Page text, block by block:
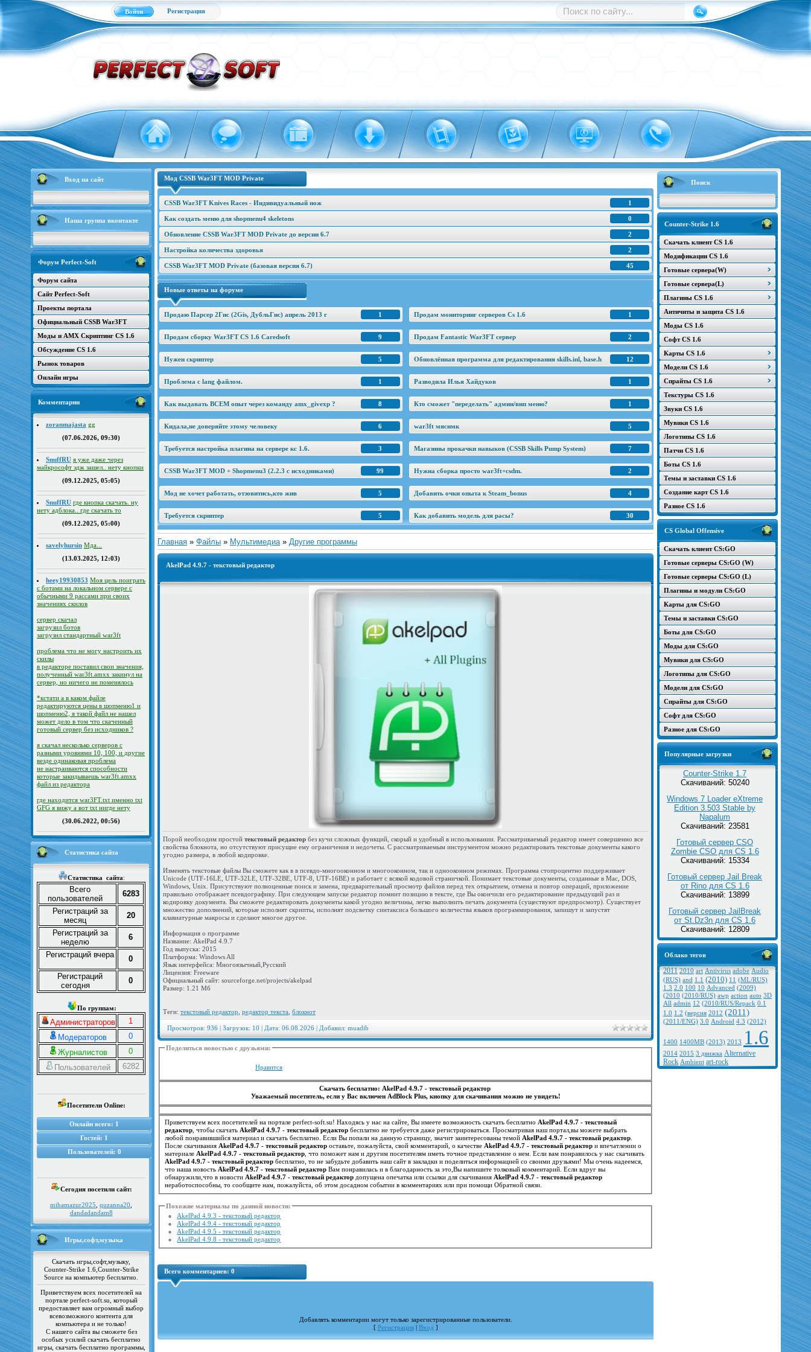
Войти Регистрация
Вход на сайт
Наша группа вконтакте
Форум Perfect-Soft
Форум сайта
Сайт Perfect-Soft
Проекты портала
Официальный CSSB War3FT
Моды и AMX Скриптинг CS 1.6
Обсуждение CS 1.6
Рынок товаров
Онлайн игры
Комментарии
zoranmajasta gg
(07.06.2026, 09:30)
SnuffRU я уже даже через
майкрософт эдж зашел.. нету кнопки
(09.12.2025, 05:05)
SnuffRU где кнопка скачать. ну
нету адблока.. где скачать то
(09.12.2025, 05:00)
savelyhursin Мда...
(13.03.2025, 12:03)
heey19930853 Моя цель поиграть
с ботами на локальном сервере с
обычными 9 рассами при своих
значениях скилов
сервер скачал
загрузил ботов
загрузил стандартный war3ft
проблема что не могу настроить их
скилы
в редакторе поставил свои значения,
полученный war3ft.amxx закинул на
сервер, но ничего не поменялось
*кстати а в каком файле
редактируются цены в шопменю1 и
шопменю2, я такой файл не нашел
может дело в том что скаченный
готовый сервер без исходников ?
я скачал несколько серверов с
разными уровнями 10, 100, и другие
везде одинаковая проблема
не настраиваются способности
которые закидываешь war3ft.amxx
файл из редактора
где находится war3FT.txt именно txt
GFG я вижу а вот txt нигде нету
(30.06.2022, 00:56)
Статистика сайта
Статистика сайта:
Всего
пользователей
6283
Регистраций за
месяц
20
Регистраций за
неделю
6
Регистраций вчера
0
Регистраций
сегодня
0
По группам:
Администраторов
1
Модераторов
0
Журналистов
0
Пользователей
6282
Посетители Online:
Онлайн всего: 1
Гостей: 1
Пользователей: 0
Сегодня посетили сайт:
mihamazur2025 quzanna20
dandadandam8
Игры,софт,музыка
Скачать игры,софт,музыку,
Counter-Strike 1.6,Counter-Strike
Source на компьютер бесплатно.
Приветствуем всех посетителей на
портале perfect-soft.su, который
предоставляет вам огромный выбор
всевозможного контента для
компьютера и не только!
С нашего сайта вы сможете без
особых усилий скачать бесплатно
игры, скачать бесплатно программы,
Поиск
Counter-Strike 1.6
Скачать клиент CS 1.6
Модификации CS 1.6
Готовые сервера(W)
Готовые сервера(L)
Плагины CS 1.6
Античиты и защита CS 1.6
Моды CS 1.6
Софт CS 1.6
Карты CS 1.6
Модели CS 1.6
Спрайты CS 1.6
Текстуры CS 1.6
Звуки CS 1.6
Мувики CS 1.6
Логотипы CS 1.6
Патчи CS 1.6
Боты CS 1.6
Темы и заставки CS 1.6
Создание карт CS 1.6
Разное CS 1.6
CS Global Offensive
Скачать клиент CS:GO
Готовые серверы CS:GO (W)
Готовые серверы CS:GO (L)
Плагины и модули CS:GO
Карты для CS:GO
Темы и заставки CS:GO
Боты для CS:GO
Моды для CS:GO
Мувики для CS:GO
Логотипы для CS:GO
Модели для CS:GO
Спрайты для CS:GO
Софт для CS:GO
Разное для CS:GO
Популярные загрузки
Counter-Strike 1.7
Скачиваний: 50240
Windows 7 Loader eXtreme
Edition 3.503 Stable by
Napalum
Скачиваний: 23581
Готовый сервер CSO
Zombie CSO для CS 1.6
Скачиваний: 15334
Готовый сервер Jail Break
от Rino для CS 1.6
Скачиваний: 13899
Готовый сервер JailBreak
от St.Dz3n для CS 1.6
Скачиваний: 12809
Облако тегов
2011 2010 art Antivirus adobe Audio
(RUS) and 1.1 (2010) 11 (ML/RUS)
1.3 2.0 100 10 Advanced (2009)
(2010 (2010/RUS) awp action auto 3D
All admin 12 (2010/RUS/Repack 0.1
1.0 1.2 (версия 2012 (2011)
(2011/ENG) 3.0 Android 4.3 (2012)
1400 1400MB (2013) 2013 1.6
2014 2015 3 движка Alternative
Rock Ambient art-rock
Мод CSSB War3FT MOD Private
1
CSSB War3FT Knives Races - Индивидуальный нож
0
Как создать меню для shopmenu4 skeletons
2
Обновление CSSB War3FT MOD Private до версии 6.7
2
Настройка количества здоровья
45
CSSB War3FT MOD Private (базовая версия 6.7)
Новые ответы на форуме
1
Продаю Парсер 2Гис (2Gis, ДубльГис) апрель 2013 г 1
Продам мониторинг серверов Cs 1.6
9
Продам сборку War3FT CS 1.6 Caredsoft 2
Продам Fantastic War3FT сервер
5
Нужен скриптер 12
Обновлённая программа для редактирования skills.inl, base.h
1
Проблема с lang файлом. 1
Разводила Илья Хайдуков
8
Как выдавать ВСЕМ опыт через команду amx_givexp ? 1
Кто сможет "переделать" админ/вип меню?
6
Кидала,не доверяйте этому человеку 5
war3ft мяснмк
3
Требуется настройка плагина на сервере кс 1.6. 7
Магазины прокачки навыков (CSSB Skills Pump System)
99
CSSB War3FT MOD + Shopmenu3 (2.2.3 c исходниками) 2
Нужна сборка просто war3ft+csdm.
5
Мод не хочет работать, отзовитись,кто жив 4
Добавить очки опыта к Steam_bonus
5
Требуется скриптер 30
Как добавить модель для расы?
Главная » Файлы » Мультимедиа » Другие программы
AkelPad 4.9.7 - текстовый редактор
Порой необходим простой текстовый редактор без кучи сложных функций, скорый и удобный в использовании. Рассматриваемый редактор имеет совершенно все
свойства блокнота, но отсутствуют присущие ему ограничения и недочеты. С рассматриваемым инструментом можно редактировать текстовые документы какого
угодно размера, в любой кодировке.
Изменять текстовые файлы Вы сможете как в в псевдо-многооконном и многооконном, так и однооконном режимах. Программа стопроцентно поддерживает
Unicode (UTF-16LE, UTF-32LE, UTF-32BE, UTF-8, UTF-16BE) и работает с всякой кодовой страничкой. Понимает текстовые документы, созданные в Mac, DOS,
Windows, Unix. Присутствуют полноценные поиск и замена, предварительный просмотр файлов перед тех открытием, отмена и повтор операций, приложение
правильно отображает псевдографику. При следующем запуске редактор помнит позицию в тексте, где Вы окончили его редактирование предыдущий раз и
кодировку документа. Вы сможете редактировать документы какой угодно величины, легко выполнить печать документа (существуют предпросмотр). Существует
множество дополнений, которые исполнят скрипты, исполнят подсветку синтаксиса большого количества языков программирования, запишут и запустят
клавиатурные макросы и сделают многое другое.
Информация о программе
Название: AkelPad 4.9.7
Год выпуска: 2015
Платформа: Windows All
Язык интерфейса: Многоязычный,Русский
Лицензия: Freeware
Официальный сайт: sourceforge.net/projects/akelpad
Размер: 1.21 Мб
Теги: текстовый редактор редактор текста блокнот
Просмотров: 936 | Загрузок: 10 | Дата: 06.08.2026 | Добавил: muadib
Поделиться новостью с друзьями:
Нравится
Скачать бесплатно: AkelPad 4.9.7 - текстовый редактор
Уважаемый посетитель, если у Вас включен AdBlock Plus, кнопку для скачивания можно не увидеть!
Приветствуем всех посетителей на портале perfect-soft.su! Находясь у нас на сайте, Вы имеете возможность скачать бесплатно AkelPad 4.9.7 - текстовый
редактор , чтобы скачать AkelPad 4.9.7 - текстовый редактор бесплатно не требуется даже регистрироваться. Просматривая наш портал,вы можете выбрать
любой понравившийся материал и скачать бесплатно. Если Вы попали на данную страницу, значит заинтересованы темой AkelPad 4.9.7 - текстовый редактор
После скачивания AkelPad 4.9.7 - текстовый редактор оставьте, пожалуйста, свой комментарий, о качестве AkelPad 4.9.7 - текстовый редактор и впечатлении о
материале AkelPad 4.9.7 - текстовый редактор
, что поможет нам и другим посетителям иметь точное представление о нем. Если вам понравилось у нас скачивать
AkelPad 4.9.7 - текстовый редактор бесплатно, то не забудьте добавить наш сайт в закладки и поделиться информацией со своими друзьями! Мы очень надеемся,
что наша новость AkelPad 4.9.7 - текстовый редактор Вам понравилась и в благодарность за это,Вы напишите толковый комментарий. Если вдруг вы
обнаружили,что в новости AkelPad 4.9.7 - текстовый редактор допущена опечатка или ссылки для скачивания AkelPad 4.9.7 - текстовый редактор
неработоспособны, то сообщите нам, пожалуйста, об этом досадном событии в комментариях или при помощи Обратной связи.
Похожие материалы по данной новости:
AkelPad 4.9.3 - текстовый редактор
AkelPad 4.9.4 - текстовый редактор
AkelPad 4.9.5 - текстовый редактор
AkelPad 4.9.8 - текстовый редактор
Всего комментариев: 0
Добавлять комментарии могут только зарегистрированные пользователи.
[ Регистрация| Вход ]